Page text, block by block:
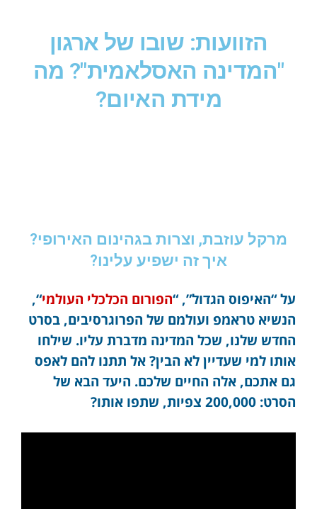
הזוועות: שובו של ארגון
"המדינה האסלאמית"? מה
מידת האיום?
מרקל עוזבת, וצרות בגהינום האירופי?
איך זה ישפיע עלינו?
על “האיפוס הגדול”, “הפורום הכלכלי העולמי“,
הנשיא טראמפ ועולמם של הפרוגרסיבים, בסרט
החדש שלנו, שכל המדינה מדברת עליו. שילחו
אותו למי שעדיין לא הבין? אל תתנו להם לאפס
גם אתכם, אלה החיים שלכם. היעד הבא של
הסרט: 200,000 צפיות, שתפו אותו?